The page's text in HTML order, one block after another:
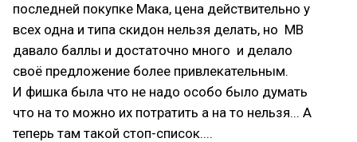
последней покупке Мака, цена действительно у
всех одна и типа скидон нельзя делать, но МВ
давало баллы и достаточно много и делало
своё предложение более привлекательным.
И фишка была что не надо особо было думать
что на то можно их потратить а на то нельзя... А
теперь там такой стоп-список....